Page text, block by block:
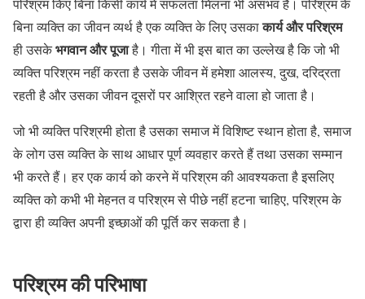
परिश्रम किए बिना किसी कार्य मे सफलता मिलना भी असंभव है। परिश्रम के
बिना व्यक्ति का जीवन व्यर्थ है एक व्यक्ति के लिए उसकाकार्य और परिश्रम
ही उसकेभगवान और पूजाहै। गीता में भी इस बात का उल्लेख है कि जो भी
व्यक्ति परिश्रम नहीं करता है उसके जीवन में हमेशा आलस्य, दुख, दरिद्रता
रहती है और उसका जीवन दूसरों पर आश्रित रहने वाला हो जाता है।
जो भी व्यक्ति परिश्रमी होता है उसका समाज में विशिष्ट स्थान होता है, समाज
के लोग उस व्यक्ति के साथ आधार पूर्ण व्यवहार करते हैं तथा उसका सम्मान
भी करते हैं। हर एक कार्य को करने में परिश्रम की आवश्यकता है इसलिए
व्यक्ति को कभी भी मेहनत व परिश्रम से पीछे नहीं हटना चाहिए, परिश्रम के
द्वारा ही व्यक्ति अपनी इच्छाओं की पूर्ति कर सकता है।
परिश्रम की परिभाषा